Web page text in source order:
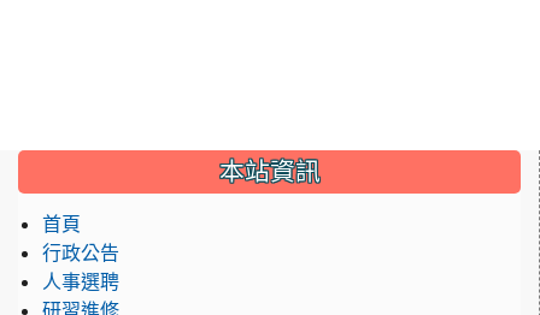
::: 本站資訊
首頁
行政公告
人事選聘
研習進修